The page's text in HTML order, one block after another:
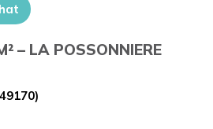
– LA POSSONNIERE